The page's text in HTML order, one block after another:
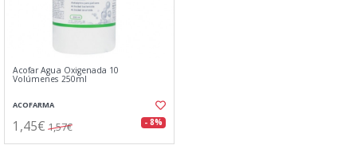
Acofar Agua Oxigenada 10
Volúmenes 250ml
ACOFARMA
1,45€ 1,57€ - 8%